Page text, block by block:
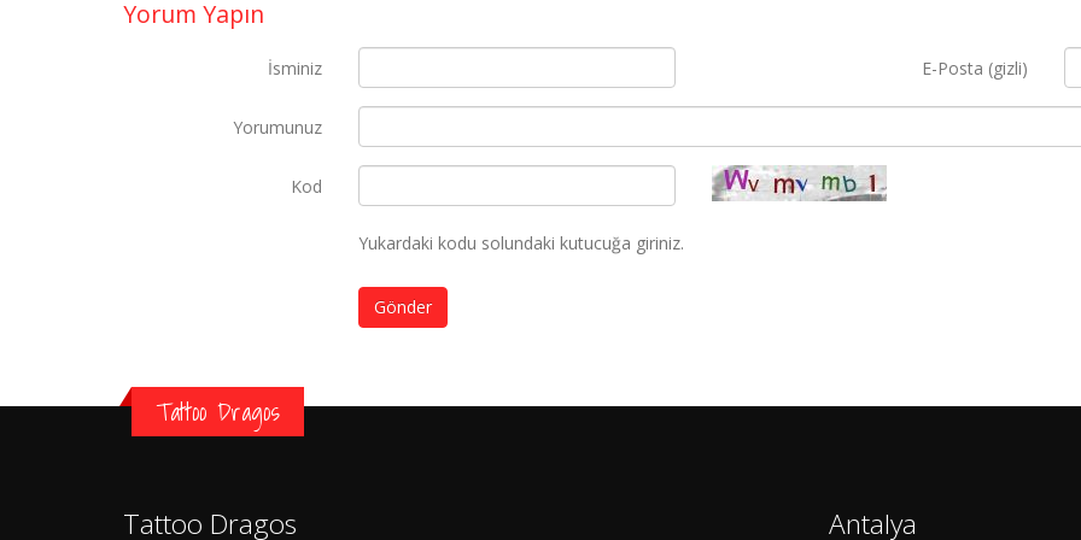
Yorum Yapın
İsminiz E-Posta (gizli)
Yorumunuz
Kod
Yukardaki kodu solundaki kutucuğa giriniz.
Gönder
Tattoo Dragos
Tattoo Dragos Antalya